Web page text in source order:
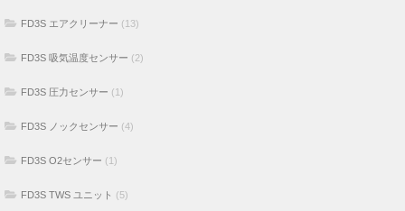
FD3S エアクリーナー (13)
FD3S 吸気温度センサー (2)
FD3S 圧力センサー (1)
FD3S ノックセンサー (4)
FD3S O2センサー (1)
FD3S TWS ユニット (5)